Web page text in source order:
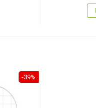
-39%